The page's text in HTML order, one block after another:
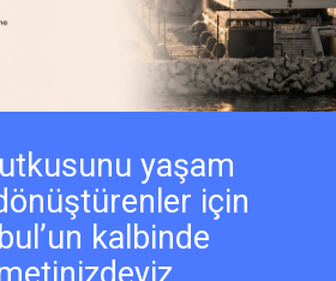
yaşam
için
kalbinde